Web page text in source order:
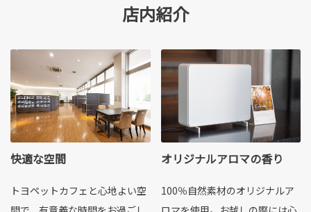
店内紹介
快適な空間
トヨペットカフェと心地よい空
オリジナルアロマの香り
100％自然素材のオリジナルア